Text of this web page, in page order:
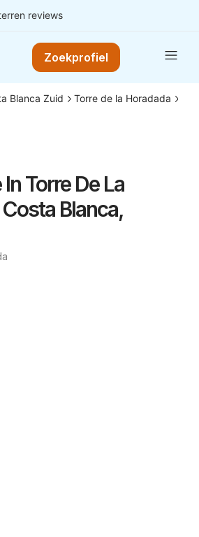
reviews
Zoekprofiel
Blanca Zuid Torre de la Horadada
Torre De La
Blanca,